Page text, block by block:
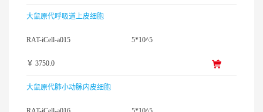
大鼠原代呼吸道上皮细胞
RAT-iCell-a015 5*10^5
￥ 3750.0
大鼠原代肺小动脉内皮细胞